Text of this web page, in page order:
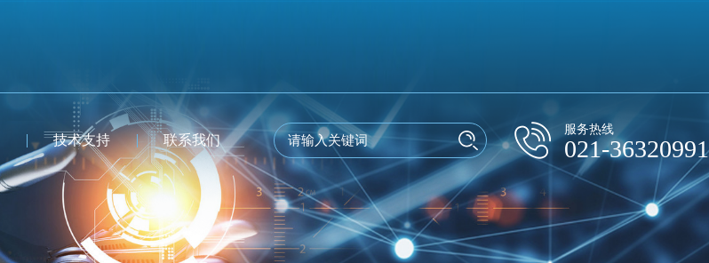
技术支持 联系我们
服务热线
021-36320991